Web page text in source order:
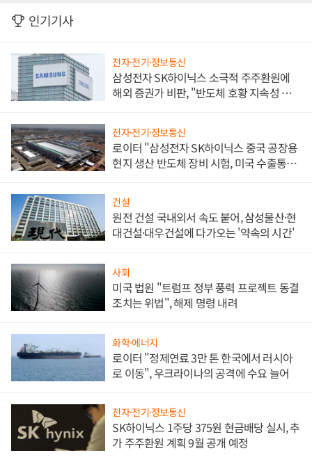
인기기사
전자·전기·정보통신
삼성전자 SK하이닉스 소극적 주주환원에
해외 증권가 비판, "반도체 호황 지속성 의
전자·전기·정보통신
로이터 "삼성전자 SK하이닉스 중국 공장용
현지 생산 반도체 장비 시험, 미국 수출통제
건설
원전 건설 국내외서 속도 붙어, 삼성물산·현
대건설·대우건설에 다가오는 '약속의 시간'
사회
미국 법원 "트럼프 정부 풍력 프로젝트 동결
조치는 위법", 해제 명령 내려
화학·에너지
로이터 "정제연료 3만 톤 한국에서 러시아
로 이동", 우크라이나의 공격에 수요 늘어
전자·전기·정보통신
SK하이닉스 1주당 375원 현금배당 실시, 추
가 주주환원 계획 9월 공개 예정